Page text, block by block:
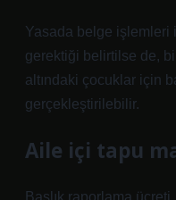
Yasada belge işlemleri
gerektiği belirtilse de,
altındaki çocuklar için
gerçekleştirilebilir.
Aile içi tapu
Başlık raporlama